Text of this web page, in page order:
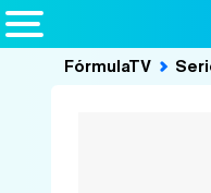
FórmulaTV